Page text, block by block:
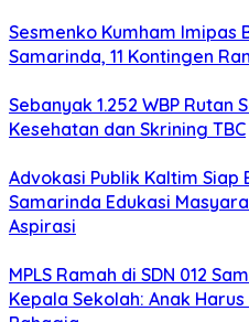
Sesmenko Kumham Imipas
Samarinda, 11 Kontingen
Sebanyak 1.252 WBP Rutan
Kesehatan dan Skrining TBC
Advokasi Publik Kaltim
Samarinda Edukasi
Aspirasi
MPLS Ramah di SDN 012
Kepala Sekolah: Anak